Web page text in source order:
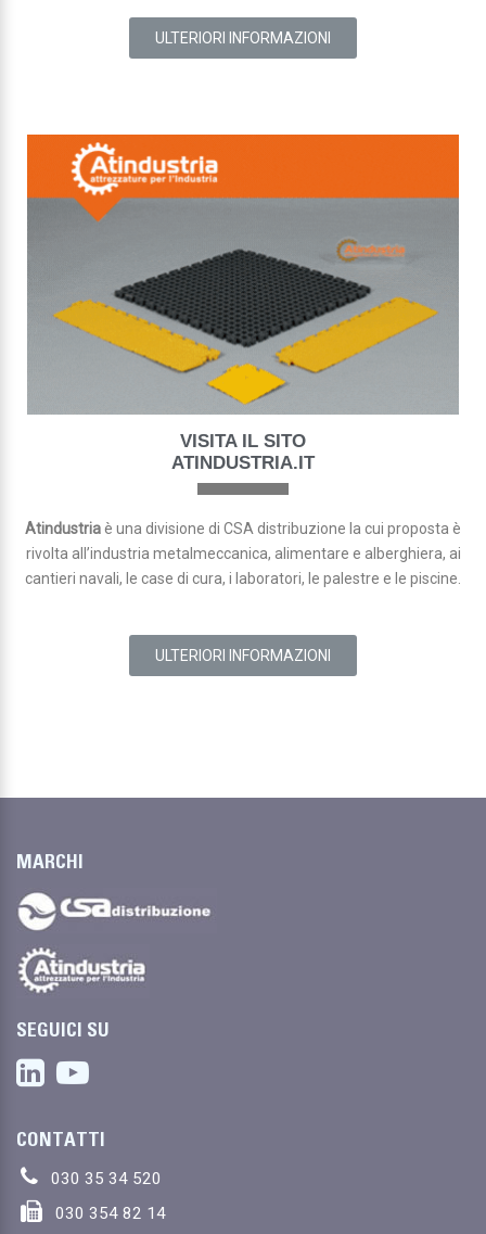
ULTERIORI INFORMAZIONI
VISITA IL SITO
ATINDUSTRIA.IT
Atindustriaè una divisione di CSA distribuzione la cui proposta è
rivolta all’industria metalmeccanica, alimentare e alberghiera, ai
cantieri navali, le case di cura, i laboratori, le palestre e le piscine.
ULTERIORI INFORMAZIONI
MARCHI
SEGUICI SU
CONTATTI
030 35 34 520
030 354 82 14